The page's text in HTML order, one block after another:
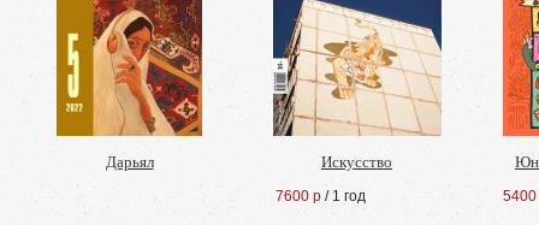
Дарьял Искусство
7600 р / 1 год 5400